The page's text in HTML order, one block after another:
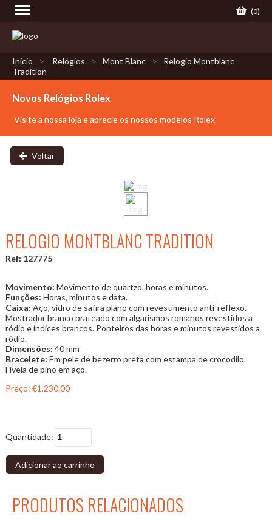
(0)
Início Relógios Mont Blanc
Relogio Montblanc
Tradition
Novos Relógios Rolex
Visite a nossa loja e aprecie os nossos modelos Rolex
Voltar
RELOGIO MONTBLANC TRADITION
Ref: 127775
Movimento: Movimento de quartzo, horas e minutos.
Funções: Horas, minutos e data.
Caixa: Aço, vidro de safira plano com revestimento anti-reflexo.
Mostrador branco prateado com algarismos romanos revestidos a
ródio e índices brancos. Ponteiros das horas e minutos revestidos a
ródio.
Dimensões: 40 mm
Bracelete: Em pele de bezerro preta com estampa de crocodilo.
Fivela de pino em aço.
Preço: €1,230.00
Quantidade:
Adicionar ao carrinho
PRODUTOS RELACIONADOS